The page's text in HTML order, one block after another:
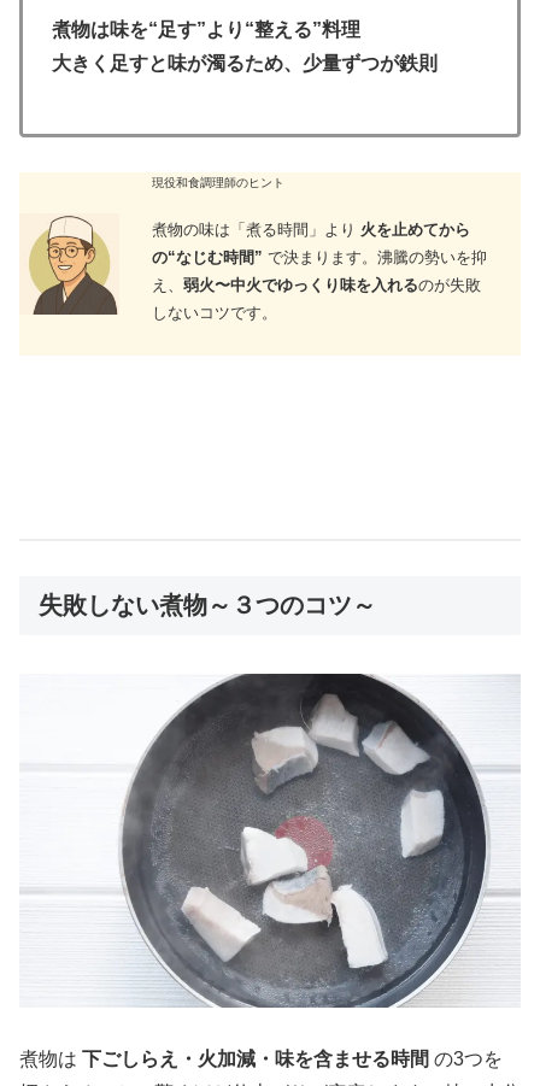
煮物は味を“足す”より“整える”料理
大きく足すと味が濁るため、 少量ずつが鉄則
現役和食調理師のヒント
煮物の味は「煮る時間」より 火を止めてから
の“なじむ時間” で決まります。沸騰の勢いを抑
え、 弱火〜中火でゆっくり味を入れるのが失敗
しないコツです。
失敗しない煮物～３つのコツ～
煮物は 下ごしらえ・火加減・味を含ませる時間 の3つを